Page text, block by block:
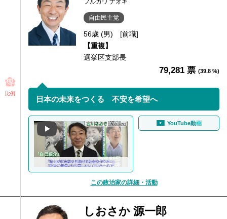
比例
自由民主党
56歳 (男)
[前職]
【重複】
選挙区支部長
79,281 票 (39.8 %)
日本の未来をつくる 不安を希望へ
YouTube動画
この政治家の詳細・活動
しおさか 源一郎